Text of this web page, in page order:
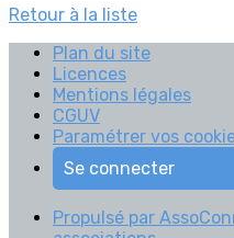
Retour à la liste
Plan du site
Licences
Mentions légales
CGUV
Paramétrer vos
Se connecter
Propulsé par